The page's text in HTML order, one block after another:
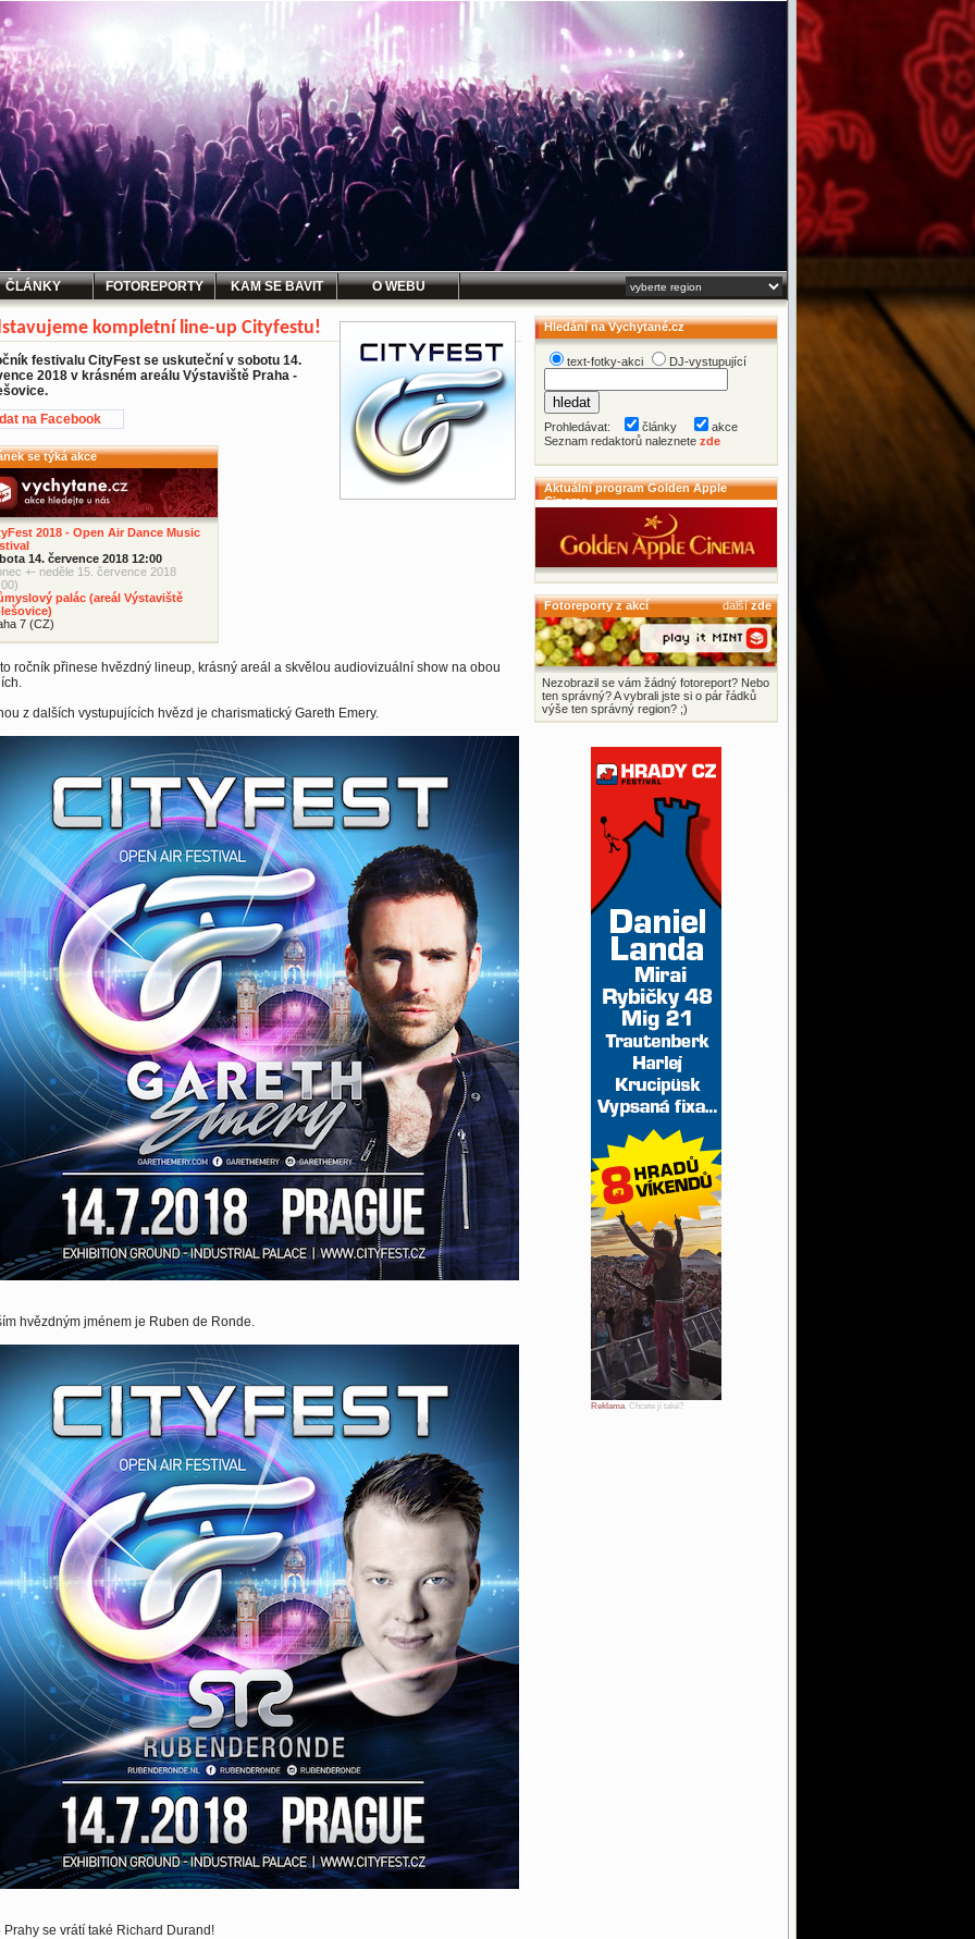
ČLÁNKY FOTOREPORTY KAM SE BAVIT O WEBU
kompletní line-up Cityfestu!
festivalu CityFest se uskuteční v sobotu 14.
2018 v krásném areálu Výstaviště Praha -
na Facebook
se týká akce
2018 - Open Air Dance Music
14. července 2018 12:00
+- neděle 15. července 2018
palác (areál Výstaviště
7 (CZ)
ročník přinese hvězdný lineup, krásný areál a skvělou audiovizuální show na obou
z dalších vystupujících hvězd je charismatický Gareth Emery.
hvězdným jménem je Ruben de Ronde.
Prahy se vrátí také Richard Durand!
Hledání na Vychytané.cz
text-fotky-akci DJ-vystupující
Prohledávat: články
akce
Seznam redaktorů naleznete zde
Aktuální program Golden Apple
Cinema
Fotoreporty z akcí dalšízde
Nezobrazil se vám žádný fotoreport? Nebo
ten správný? A vybrali jste si o pár řádků
výše ten správný region? ;)
Reklama. Chcete ji také?